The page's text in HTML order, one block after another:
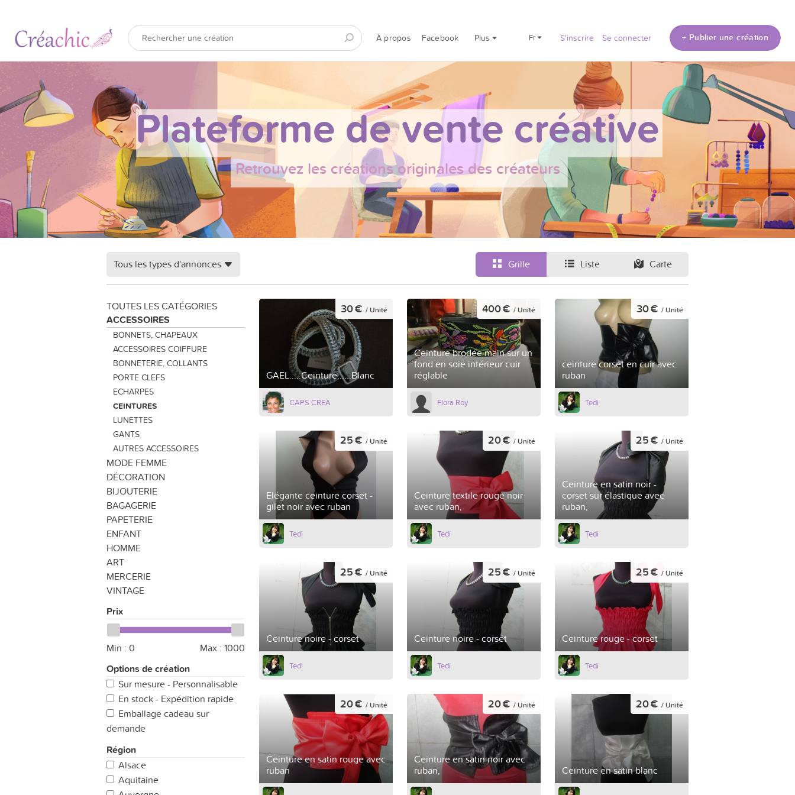
À propos Facebook Plus fr S'inscrire Se connecter + Publier une création
Plateforme de vente créative
Retrouvez les créations originales des créateurs
Grille Liste Carte
Tous les types d'annonces
TOUTES LES CATÉGORIES
ACCESSOIRES
BONNETS, CHAPEAUX
ACCESSOIRES COIFFURE
BONNETERIE, COLLANTS
PORTE CLEFS
ECHARPES
CEINTURES
LUNETTES
GANTS
AUTRES ACCESSOIRES
MODE FEMME
DÉCORATION
BIJOUTERIE
BAGAGERIE
PAPETERIE
ENFANT
HOMME
ART
MERCERIE
VINTAGE
Prix
Min : 0 Max : 1000
Options de création
Sur mesure - Personnalisable
En stock - Expédition rapide
Emballage cadeau sur
demande
Région
Alsace
Aquitaine
GAEL.....Ceinture......Blanc
30 € / Unité
CAPS CREA
Ceinture brodée main sur un
fond en soie intérieur cuir
réglable
400 € / Unité
Flora Roy
ceinture corset en cuir avec
ruban
30 € / Unité
Tedi
Elégante ceinture corset -
gilet noir avec ruban
25 € / Unité
Tedi
Ceinture textile rouge noir
avec ruban,
20 € / Unité
Tedi
Ceinture en satin noir -
corset sur élastique avec
ruban,
25 € / Unité
Tedi
Ceinture noire - corset
25 € / Unité
Tedi
Ceinture noire - corset
25 € / Unité
Tedi
Ceinture rouge - corset
25 € / Unité
Tedi
Ceinture en satin rouge avec
ruban
20 € / Unité
Ceinture en satin noir avec
ruban,
20 € / Unité
Ceinture en satin blanc
20 € / Unité